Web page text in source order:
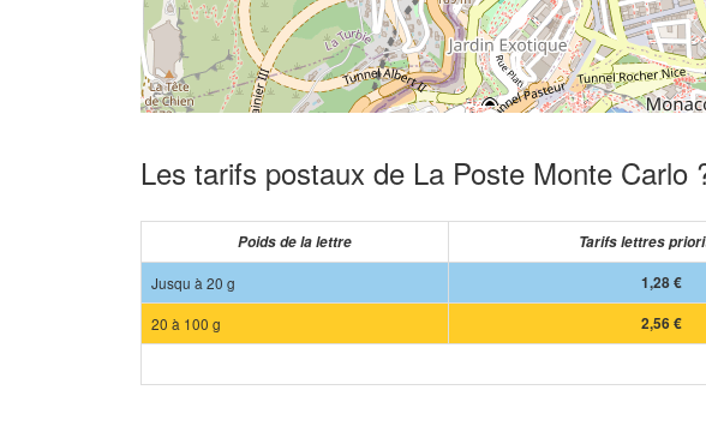
Les tarifs postaux de La Poste Monte Carlo
Poids de la lettre Tarifs lettres
Jusqu à 20 g
1,28 €
20 à 100 g
2,56 €